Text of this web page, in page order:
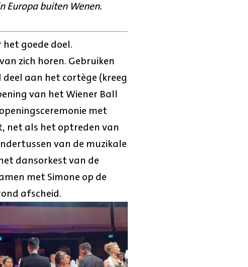
Europa buiten Wenen.
het goede doel.
zich horen. Gebruiken
aan het cortège (kreeg
van het Wiener Ball
met
net als het optreden van
van de muzikale
dansorkest van de
met Simone op de
afscheid.